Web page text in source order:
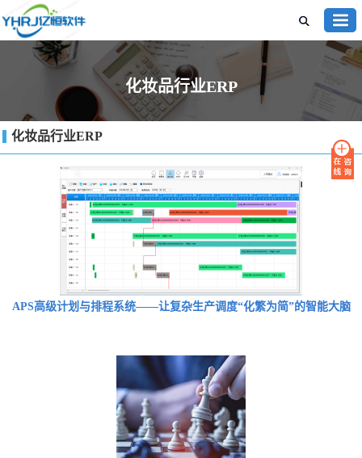
化妆品行业ERP
化妆品行业ERP
APS高级计划与排程系统——让复杂生产调度“化繁为简”的智能大脑